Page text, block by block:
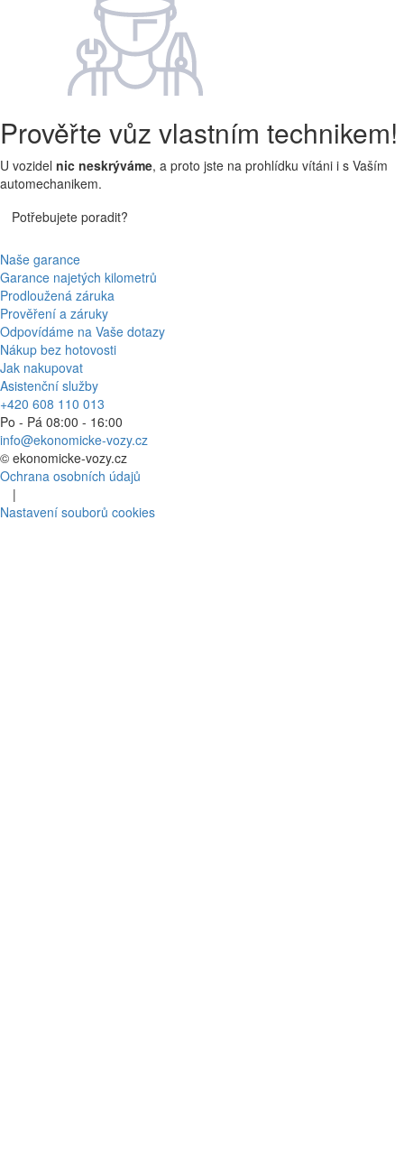
Prověřte vůz vlastním technikem!
U vozidel nic neskrýváme, a proto jste na prohlídku vítáni i s Vaším
automechanikem.
Potřebujete poradit?
Naše garance
Garance najetých kilometrů
Prodloužená záruka
Prověření a záruky
Odpovídáme na Vaše dotazy
Nákup bez hotovosti
Jak nakupovat
Asistenční služby
+420 608 110 013
Po - Pá 08:00 - 16:00
info@ekonomicke-vozy.cz
© ekonomicke-vozy.cz
Ochrana osobních údajů
|
Nastavení souborů cookies